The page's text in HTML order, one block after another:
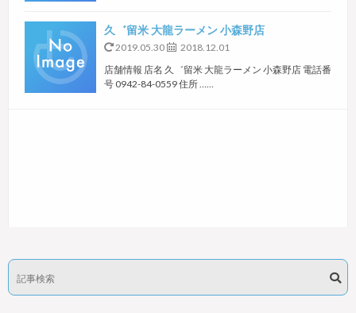
久゛留米 大龍ラーメン 小森野店
2019.05.30
2018.12.01
店舗情報 店名 久゛留米 大龍ラーメン 小森野店 電話番
号 0942-84-0559 住所 ……